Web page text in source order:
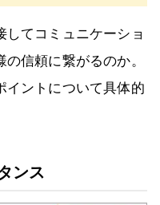
してコミュニケーショ
信頼に繋がるのか。
イントについて具体的
ンス